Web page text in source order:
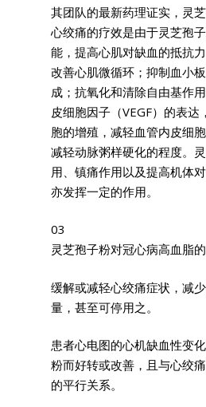
其团队的最新药理证实，灵芝
心绞痛的疗效是由于灵芝孢
能，提高心肌对缺血的抵抗
改善心肌微循环；抑制血小
成；抗氧化和清除自由基作
皮细胞因子（VEGF）的表达
胞的增殖，减轻血管内皮细
减轻动脉粥样硬化的程度。
用、镇痛作用以及提高机体
亦发挥一定的作用。
03
灵芝孢子粉对冠心病高血脂
缓解或减轻心绞痛症状，减
量，甚至可停用之。
患者心电图的心机缺血性变
粉而好转或改善，且与心绞
的平行关系。